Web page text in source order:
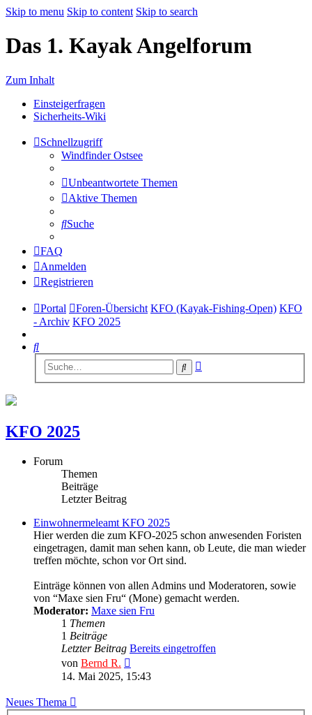
Skip to menu Skip to content Skip to search
Das 1. Kayak Angelforum
Zum Inhalt
Einsteigerfragen
Sicherheits-Wiki
Schnellzugriff
Windfinder Ostsee
Unbeantwortete Themen
Aktive Themen
Suche
FAQ
Anmelden
Registrieren
Portal Foren-Übersicht KFO (Kayak-Fishing-Open) KFO
- Archiv KFO 2025
Suche
Suche
KFO 2025
Forum
Themen
Beiträge
Letzter Beitrag
Einwohnermeleamt KFO 2025
Hier werden die zum KFO-2025 schon anwesenden Foristen
eingetragen, damit man sehen kann, ob Leute, die man wieder
treffen möchte, schon vor Ort sind.
Einträge können von allen Admins und Moderatoren, sowie
von “Maxe sien Fru“ (Mone) gemacht werden.
Moderator: Maxe sien Fru
1 Themen
1 Beiträge
Letzter Beitrag Bereits eingetroffen
von Bernd R.
Beitrag
14. Mai 2025, 15:43
Neues Thema